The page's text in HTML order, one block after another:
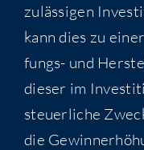
zuläs­si­gen
kann dies zu
fungs- und
die­ser im
steu­er­li­che
die